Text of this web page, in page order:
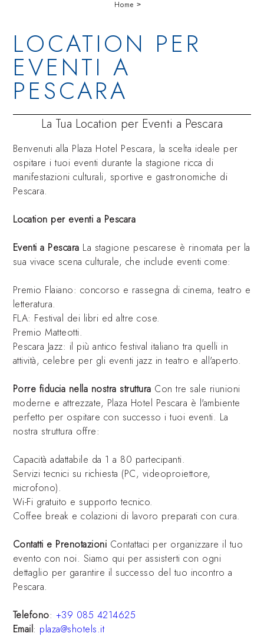
Home
LOCATION PER
EVENTI A
PESCARA
La Tua Location per Eventi a Pescara
Benvenuti alla Plaza Hotel Pescara, la scelta ideale per
ospitare i tuoi eventi durante la stagione ricca di
manifestazioni culturali, sportive e gastronomiche di
Pescara.
Location per eventi a Pescara
Eventi a Pescara La stagione pescarese è rinomata per la
sua vivace scena culturale, che include eventi come:
Premio Flaiano: concorso e rassegna di cinema, teatro e
letteratura.
FLA: Festival dei libri ed altre cose.
Premio Matteotti.
Pescara Jazz: il più antico festival italiano tra quelli in
attività, celebre per gli eventi jazz in teatro e all'aperto.
Porre fiducia nella nostra struttura Con tre sale riunioni
moderne e attrezzate, Plaza Hotel Pescara è l'ambiente
perfetto per ospitare con successo i tuoi eventi. La
nostra struttura offre:
Capacità adattabile da 1 a 80 partecipanti.
Servizi tecnici su richiesta (PC, videoproiettore,
microfono).
Wi-Fi gratuito e supporto tecnico.
Coffee break e colazioni di lavoro preparati con cura.
Contatti e Prenotazioni Contattaci per organizzare il tuo
evento con noi. Siamo qui per assisterti con ogni
dettaglio per garantire il successo del tuo incontro a
Pescara.
Telefono: +39 085 4214625
Email: plaza@shotels.it